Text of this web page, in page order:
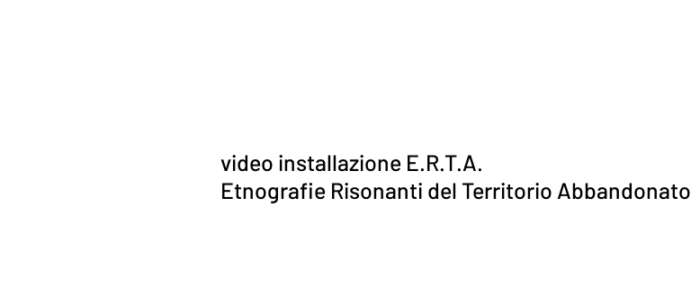
video installazione E.R.T.A.
Etnografie Risonanti del Territorio Abbandonato